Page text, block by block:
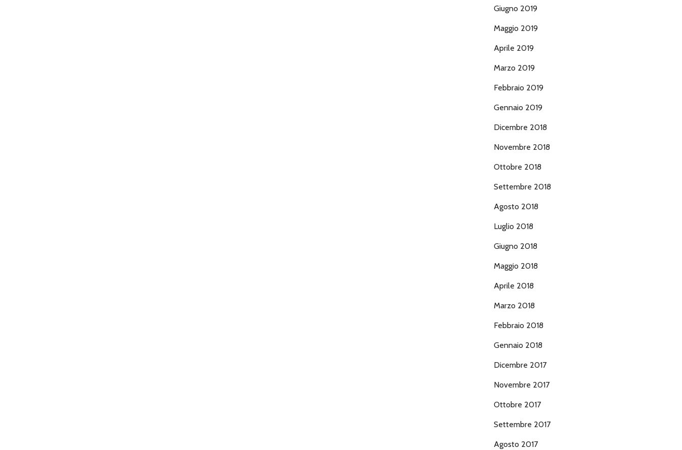
Giugno 2019
Maggio 2019
Aprile 2019
Marzo 2019
Febbraio 2019
Gennaio 2019
Dicembre 2018
Novembre 2018
Ottobre 2018
Settembre 2018
Agosto 2018
Luglio 2018
Giugno 2018
Maggio 2018
Aprile 2018
Marzo 2018
Febbraio 2018
Gennaio 2018
Dicembre 2017
Novembre 2017
Ottobre 2017
Settembre 2017
Agosto 2017